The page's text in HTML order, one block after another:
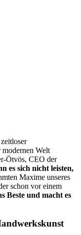
Welt
Ötvös, CEO der
es sich nicht leisten,
Maxime unseres
schon vor einem
Beste und macht es